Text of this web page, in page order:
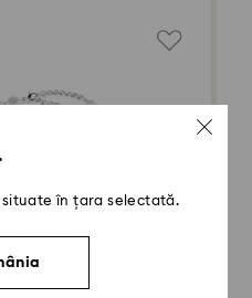
în țara selectată.
România